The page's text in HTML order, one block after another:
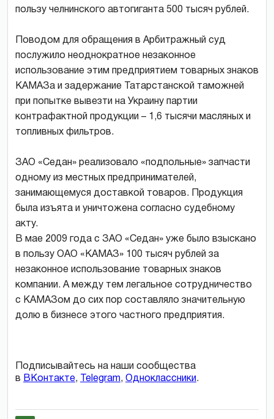
пользу челнинского автогиганта 500 тысяч рублей.
Поводом для обращения в Арбитражный суд
послужило неоднократное незаконное
использование этим предприятием товарных знаков
КАМАЗа и задержание Татарстанской таможней
при попытке вывезти на Украину партии
контрафактной продукции – 1,6 тысячи масляных и
топливных фильтров.
ЗАО «Седан» реализовало «подпольные» запчасти
одному из местных предпринимателей,
занимающемуся доставкой товаров. Продукция
была изъята и уничтожена согласно судебному
акту.
В мае 2009 года с ЗАО «Седан» уже было взыскано
в пользу ОАО «КАМАЗ» 100 тысяч рублей за
незаконное использование товарных знаков
компании. А между тем легальное сотрудничество
с КАМАЗом до сих пор составляло значительную
долю в бизнесе этого частного предприятия.
Подписывайтесь на наши сообщества
в ВКонтакте, Telegram, Одноклассники.